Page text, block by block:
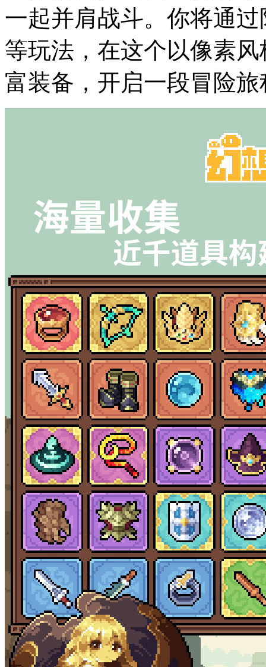
一起并肩战斗。你将通
等玩法，在这个以像素
富装备，开启一段冒险旅